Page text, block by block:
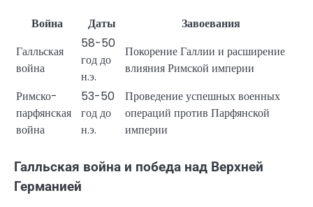
Война Даты
Завоевания
Галльская
война
58-50
год до
н.э.
Покорение Галлии и расширение
влияния Римской империи
Римско-
парфянская
война
53-50
год до
н.э.
Проведение успешных военных
операций против Парфянской
империи
Галльская война и победа над Верхней
Германией